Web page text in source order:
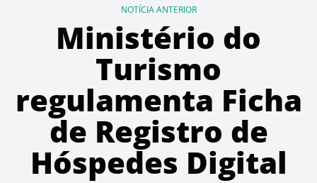
NOTÍCIA ANTERIOR
Ministério do
Turismo
regulamenta Ficha
de Registro de
Hóspedes Digital